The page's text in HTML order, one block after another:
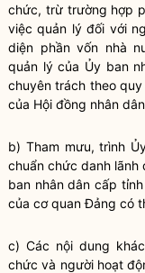
chức, trừ trường hợp
việc quản lý đối với
diện phần vốn nhà
quản lý của Ủy ban
chuyên trách theo
của Hội đồng nhân dân
b) Tham mưu, trình
chuẩn chức danh lãnh
ban nhân dân cấp
của cơ quan Đảng có
c) Các nội dung
chức và người hoạt